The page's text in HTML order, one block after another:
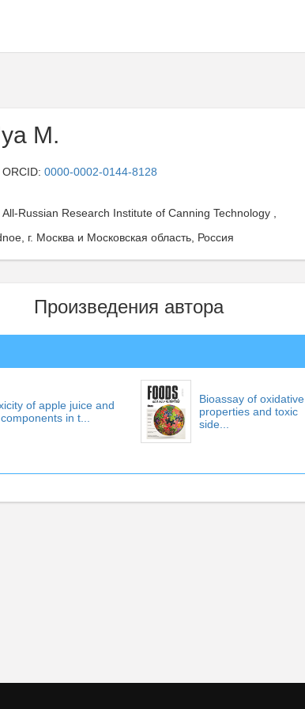
M.
ORCID: 0000-0002-0144-8128
All-Russian Research Institute of Canning Technology ,
г. Москва и Московская область, Россия
Произведения автора
of apple juice and
in t...
Bioassay of oxidative
properties and toxic
side...